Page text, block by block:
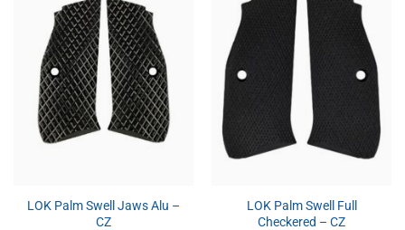
LOK Palm Swell Jaws Alu –
CZ
LOK Palm Swell Full
Checkered – CZ